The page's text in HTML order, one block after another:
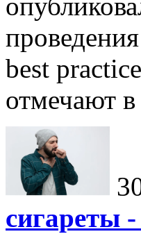
best
отмечают
сигареты